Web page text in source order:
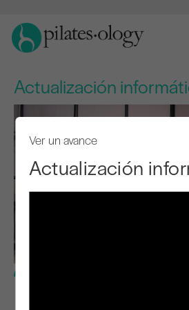
Actualización
Ver un avance
Actualización